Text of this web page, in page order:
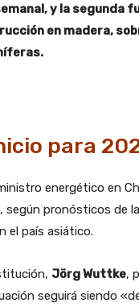
y la segunda
en madera,
para
energético en
pronósticos de
el país asiático.
Jörg Wuttke,
seguirá siendo